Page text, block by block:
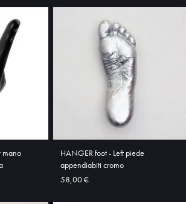
SHOP
mano
HANGER foot - Left piede
appendiabiti cromo
58,00 €